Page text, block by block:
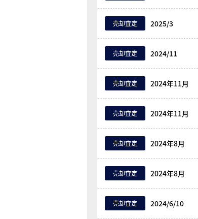
売却査定 2025/3
売却査定 2024/11
売却査定 2024年11月
売却査定 2024年11月
売却査定 2024年8月
売却査定 2024年8月
売却査定 2024/6/10